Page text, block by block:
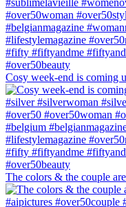
Cosy week-end is coming
The colors & the couple